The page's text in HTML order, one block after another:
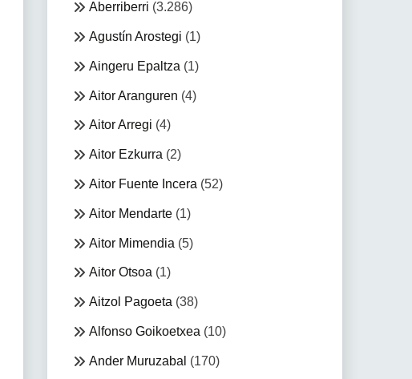
Aberriberri (3.286)
Agustín Arostegi (1)
Aingeru Epaltza (1)
Aitor Aranguren (4)
Aitor Arregi (4)
Aitor Ezkurra (2)
Aitor Fuente Incera (52)
Aitor Mendarte(1)
Aitor Mimendia (5)
Aitor Otsoa (1)
Aitzol Pagoeta (38)
Alfonso Goikoetxea (10)
Ander Muruzabal (170)